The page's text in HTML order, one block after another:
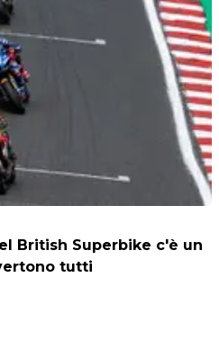
British Superbike c'è un
tutti